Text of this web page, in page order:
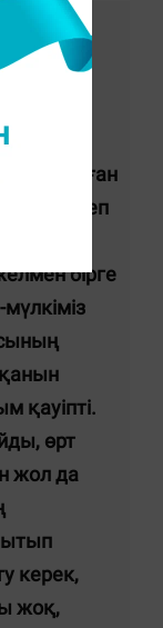
салынған
"иә" деп
бірге
қауіпті.
өрт
жол да
керек,
жоқ,